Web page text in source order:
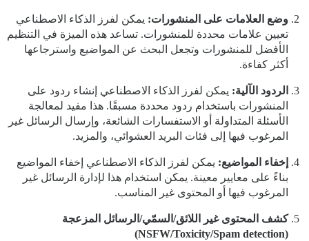
وضع العلامات على المنشورات: يمكن لفرز الذكاء الاصطناعي
تعيين علامات محددة للمنشورات. تساعد هذه الميزة في التنظيم
الأفضل للمنشورات وتجعل البحث عن المواضيع واسترجاعها
أكثر كفاءة.
الردود الآلية: يمكن لفرز الذكاء الاصطناعي إنشاء ردود على
المنشورات باستخدام ردود محددة مسبقًا. هذا مفيد لمعالجة
الأسئلة المتداولة أو الاستفسارات الشائعة، وإرسال الرسائل غير
المرغوب فيها إلى فئات البريد العشوائي، والمزيد.
إخفاء المواضيع: يمكن لفرز الذكاء الاصطناعي إخفاء المواضيع
بناءً على معايير معينة. يمكن استخدام هذا لإدارة الرسائل غير
المرغوب فيها أو المحتوى غير المناسب.
كشف المحتوى غير اللائق/السمّي/الرسائل المزعجة
(NSFW/Toxicity/Spam detection)